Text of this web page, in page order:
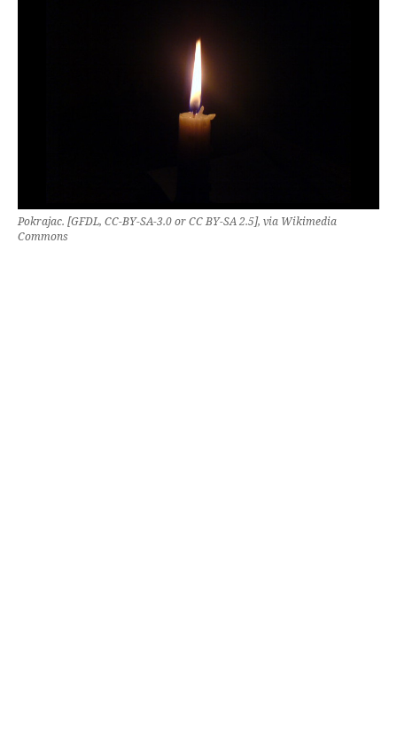
Pokrajac. [GFDL, CC-BY-SA-3.0orCC BY-SA 2.5], via Wikimedia
Commons